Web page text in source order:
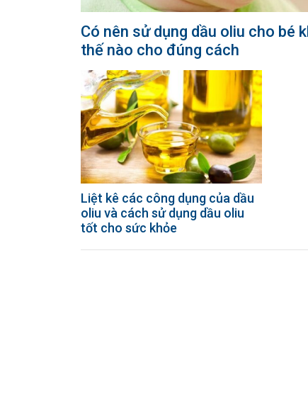
Có nên sử dụng dầu oliu cho bé
thế nào cho đúng cách
Liệt kê các công dụng của dầu
oliu và cách sử dụng dầu oliu
tốt cho sức khỏe